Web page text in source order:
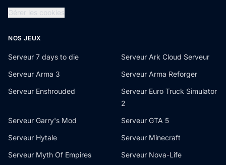
Gérer les cookies
NOS JEUX
Serveur 7 days to die
Serveur Ark Cloud Serveur
Serveur Arma 3
Serveur Arma Reforger
Serveur Enshrouded
Serveur Euro Truck Simulator
2
Serveur Garry's Mod
Serveur GTA 5
Serveur Hytale
Serveur Minecraft
Serveur Myth Of Empires
Serveur Nova-Life